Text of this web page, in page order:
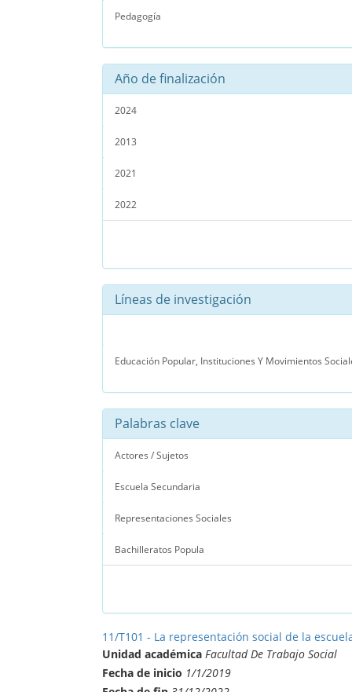
Pedagogía
Año de finalización
2024
2013
2021
2022
Líneas de investigación
Educación Popular, Instituciones Y Movimientos
Palabras clave
Actores / Sujetos
Escuela Secundaria
Representaciones Sociales
Bachilleratos Popula
11/T101 - La representación social de la
Unidad académica Facultad De Trabajo Social
Fecha de inicio 1/1/2019